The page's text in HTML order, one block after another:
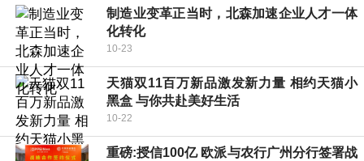
制造业变革正当时，北森加速企业人才一体
化转化
10-23
天猫双11百万新品激发新力量 相约天猫小
黑盒 与你共赴美好生活
10-22
重磅:授信100亿 欧派与农行广州分行签署战